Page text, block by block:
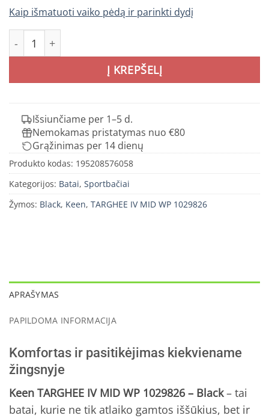
Kaip išmatuoti vaiko pėdą ir parinkti dydį
produkto kiekis: Keen TARGHEE IV MID WP 1029826 -
Į KREPŠELĮ
Išsiunčiame per 1–5 d.
Nemokamas pristatymas nuo €80
Grąžinimas per 14 dienų
Produkto kodas: 195208576058
Kategorijos: Batai, Sportbačiai
Žymos: Black, Keen, TARGHEE IV MID WP 1029826
APRAŠYMAS
PAPILDOMA INFORMACIJA
Komfortas ir pasitikėjimas kiekviename
žingsnyje
Keen TARGHEE IV MID WP 1029826 – Black– tai
batai, kurie ne tik atlaiko gamtos iššūkius, bet ir